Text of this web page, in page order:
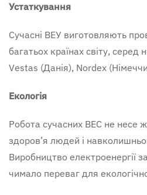
Устаткування
Сучасні ВЕУ виготовляють
багатьох країнах світу, серед
Vestas (Данія), Nordex
Екологія
Робота сучасних ВЕС не несе
здоров’я людей і
Виробництво електроенергії
чимало переваг для